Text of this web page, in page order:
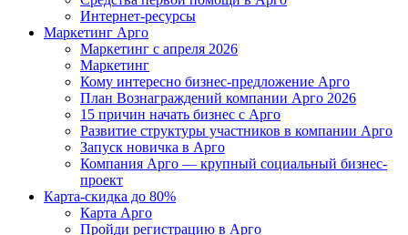
Интернет-ресурсы
Маркетинг Арго
Маркетинг с апреля 2026
Маркетинг
Кому интересно бизнес-предложение Арго
План Вознаграждений компании Арго 2026
15 причин начать бизнес с Арго
Развитие структуры участников в компании Арго
Запуск новичка в Арго
Компания Арго — крупный социальный бизнес-
проект
Карта-скидка до 80%
Карта Арго
Пройди регистрацию в Арго